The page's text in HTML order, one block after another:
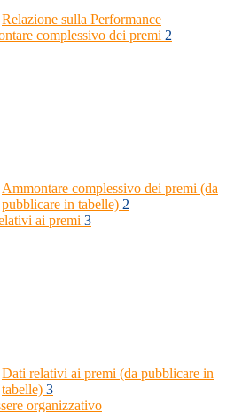
Relazione sulla Performance
complessivo dei premi 2
Ammontare complessivo dei premi (da
pubblicare in tabelle) 2
ai premi 3
Dati relativi ai premi (da pubblicare in
tabelle) 3
organizzativo